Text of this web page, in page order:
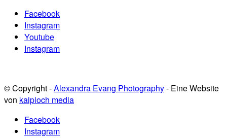
Facebook
Instagram
Youtube
Instagram
© Copyright -Alexandra Evang Photography- Eine Website
von kaipioch media
Facebook
Instagram